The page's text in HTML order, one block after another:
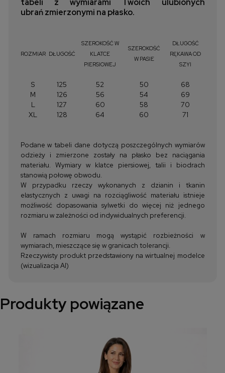
ubrań zmierzonymi na płasko.
ROZMIAR DŁUGOŚĆ
SZEROKOŚĆ W
KLATCE
PIERSIOWEJ
SZEROKOŚĆ
W PASIE
DŁUGOŚĆ
RĘKAWA OD
SZYI
S 125 52 50
68
M
126 56 54
69
L
127 60 58
70
XL
128 64 60 71
Podane w tabeli dane dotyczą poszczególnych wymiarów
odzieży i zmierzone zostały na płasko bez naciągania
materiału. Wymiary w klatce piersiowej, talii i biodrach
stanowią połowę obwodu.
W przypadku rzeczy wykonanych z dzianin i tkanin
elastycznych z uwagi na rozciągliwość materiału istnieje
możliwość dopasowania sylwetki do więcej niż jednego
rozmiaru w zależności od indywidualnych preferencji.
W ramach rozmiaru mogą wystąpić rozbieżności w
wymiarach, mieszczące się w granicach tolerancji.
Rzeczywisty produkt przedstawiony na wirtualnej modelce
(wizualizacja AI)
Produkty powiązane